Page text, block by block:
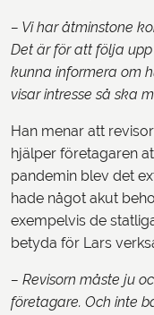
– Vi har åtminstone
Det är för att följa
kunna informera om
visar intresse så ska
Han menar att
hjälper företagaren
pandemin blev det
hade något akut
exempelvis de
betyda för Lars
– Revisorn måste ju
företagare. Och inte